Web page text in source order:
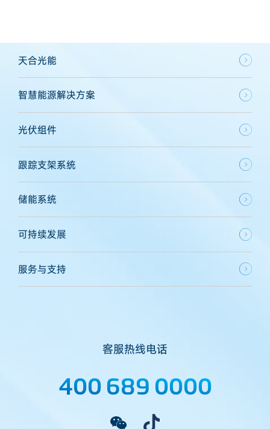
天合光能
智慧能源解决方案
光伏组件
跟踪支架系统
储能系统
可持续发展
服务与支持
客服热线电话
400 689 0000